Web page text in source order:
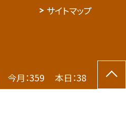
サイトマップ
今月：359 本日：38